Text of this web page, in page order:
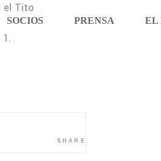
SOCIOS PRENSA EL
el Tito
SHARE